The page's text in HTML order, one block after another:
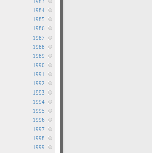
1984
1985
1986
1987
1988
1989
1990
1991
1992
1993
1994
1995
1996
1997
1998
1999